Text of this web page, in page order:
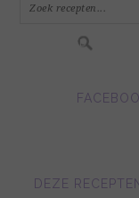
DEZE